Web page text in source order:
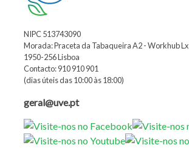
NIPC 513743090
Morada: Praceta da Tabaqueira A2 - Workhub Lx
1950-256 Lisboa
Contacto: 910 910 901
(dias úteis das 10:00 às 18:00)
geral@uve.pt